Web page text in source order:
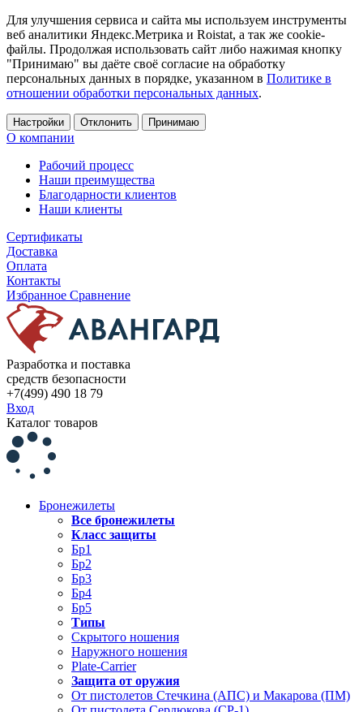
Для улучшения сервиса и сайта мы используем инструменты
веб аналитики Яндекс.Метрика и Roistat, а так же cookie-
файлы. Продолжая использовать сайт либо нажимая кнопку
"Принимаю" вы даёте своё согласие на обработку
персональных данных в порядке, указанном в Политике в
отношении обработки персональных данных.
Настройки Отклонить Принимаю
О компании
Рабочий процесс
Наши преимущества
Благодарности клиентов
Наши клиенты
Сертификаты
Доставка
Оплата
Контакты
Избранное Сравнение
Разработка и поставка
средств безопасности
+7(499) 490 18 79
Вход
Каталог товаров
Бронежилеты
Все бронежилеты
Класс защиты
Бр1
Бр2
Бр3
Бр4
Бр5
Типы
Скрытого ношения
Наружного ношения
Plate-Carrier
Защита от оружия
От пистолетов Стечкина (АПС) и Макарова (ПМ)